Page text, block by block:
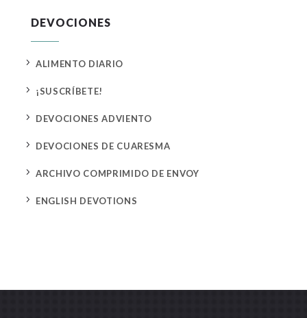
DEVOCIONES
5 ALIMENTO DIARIO
5 ¡SUSCRÍBETE!
5 DEVOCIONES ADVIENTO
5 DEVOCIONES DE CUARESMA
5 ARCHIVO COMPRIMIDO DE ENVOY
5 ENGLISH DEVOTIONS